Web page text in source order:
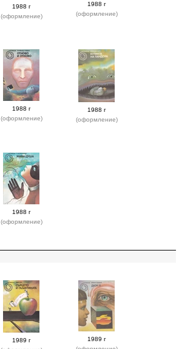
1988 г
(оформление)
1988 г
(оформление)
1988 г
(оформление)
1988 г
(оформление)
1988 г
(оформление)
1989 г
1989 г